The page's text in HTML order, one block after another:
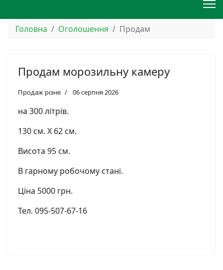
Головна Оголошення Продам
Продам морозильну камеру
Продаж різне 06 серпня 2026
на 300 літрів.
130 см. Х 62 см.
Висота 95 см.
В гарному робочому стані.
Ціна 5000 грн.
Тел. 095-507-67-16